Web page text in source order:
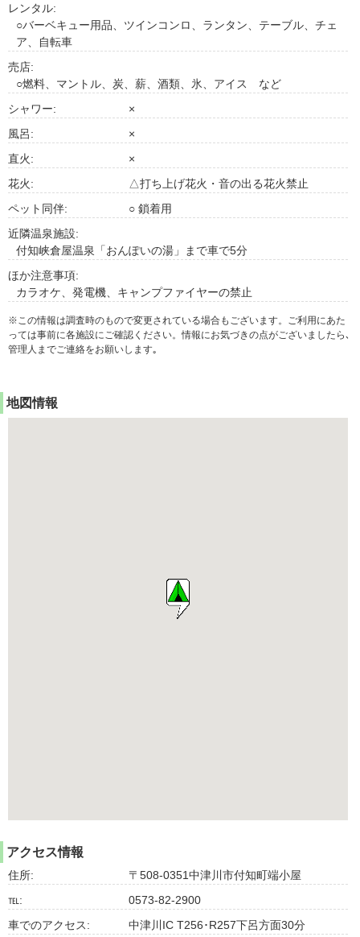
レンタル:
○バーベキュー用品、ツインコンロ、ランタン、テーブル、チェ
ア、自転車
売店:
○燃料、マントル、炭、薪、酒類、氷、アイス など
シャワー:
×
風呂:
×
直火:
×
花火:
△打ち上げ花火・音の出る花火禁止
ペット同伴:
○ 鎖着用
近隣温泉施設:
付知峡倉屋温泉「おんぽいの湯」まで車で5分
ほか注意事項:
カラオケ、発電機、キャンプファイヤーの禁止
※この情報は調査時のもので変更されている場合もございます。ご利用にあた
っては事前に各施設にご確認ください。情報にお気づきの点がございましたら､
管理人までご連絡をお願いします｡
地図情報
アクセス情報
住所:
〒508-0351中津川市付知町端小屋
℡:
0573-82-2900
車でのアクセス:
中津川IC T256･R257下呂方面30分